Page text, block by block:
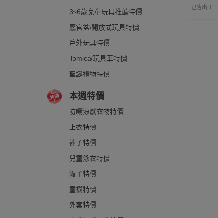
3~6歲兒童玩具推薦特價
感官盆/開放式玩具特價
戶外玩具特價
Tomica/玩具車特價
聖誕禮物特價
本週特價
防曬涼感衣物特價
上衣特價
褲子特價
兒童泳衣特價
帽子特價
童襪特價
外套特價
已售出 1